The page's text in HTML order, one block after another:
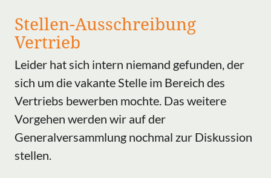
Stellen-Ausschreibung
Vertrieb
Leider hat sich intern niemand gefunden, der
sich um die vakante Stelle im Bereich des
Vertriebs bewerben mochte. Das weitere
Vorgehen werden wir auf der
Generalversammlung nochmal zur Diskussion
stellen.